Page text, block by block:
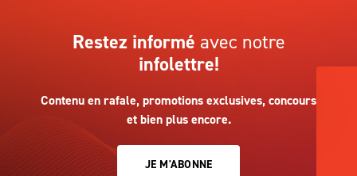
Restez informé avec notre
infolettre!
Contenu en rafale, promotions exclusives, concours
et bien plus encore.
JE M'ABONNE